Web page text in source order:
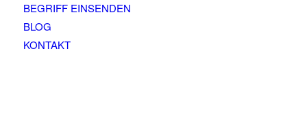
BEGRIFF EINSENDEN
BLOG
KONTAKT